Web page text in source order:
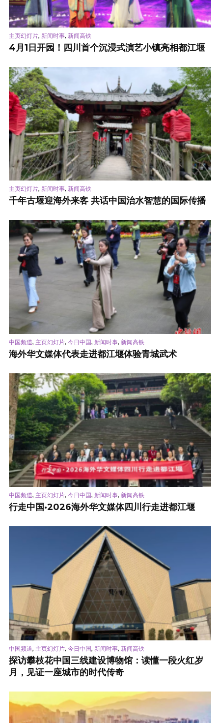
主页幻灯片, 新闻时事, 新闻高铁
4月1日开园！四川首个沉浸式演艺小镇亮相都江堰
主页幻灯片, 新闻时事, 新闻高铁
千年古堰迎海外来客 共话中国治水智慧的国际传播
中国频道, 主页幻灯片, 今日中国, 新闻时事, 新闻高铁
海外华文媒体代表走进都江堰体验青城武术
中国频道, 主页幻灯片, 今日中国, 新闻时事, 新闻高铁
行走中国·2026海外华文媒体四川行走进都江堰
中国频道, 主页幻灯片, 今日中国, 新闻时事, 新闻高铁
探访攀枝花中国三线建设博物馆：读懂一段火红岁
月，见证一座城市的时代传奇